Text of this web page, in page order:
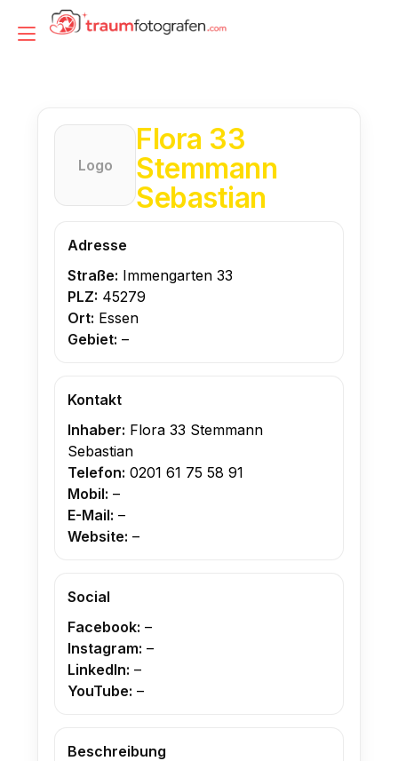
InhaltNavigation
Logo
Flora 33
Stemmann
Sebastian
Adresse
Straße: Immengarten 33
PLZ: 45279
Ort: Essen
Gebiet: –
Kontakt
Inhaber: Flora 33 Stemmann
Sebastian
Telefon: 0201 61 75 58 91
Mobil: –
E-Mail: –
Website: –
Social
Facebook: –
Instagram: –
LinkedIn: –
YouTube: –
Beschreibung